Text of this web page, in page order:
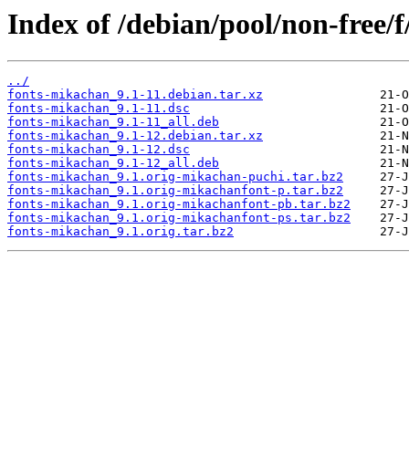
Index of /debian/pool/non-
../
fonts-mikachan_9.1-11.debian.tar.xz
fonts-mikachan_9.1-11.dsc
fonts-mikachan_9.1-11_all.deb
fonts-mikachan_9.1-12.debian.tar.xz
fonts-mikachan_9.1-12.dsc
fonts-mikachan_9.1-12_all.deb
fonts-mikachan_9.1.orig-mikachan-puchi.tar.bz2
fonts-mikachan_9.1.orig-mikachanfont-p.tar.bz2
fonts-mikachan_9.1.orig-mikachanfont-pb.tar.bz2
fonts-mikachan_9.1.orig-mikachanfont-ps.tar.bz2
fonts-mikachan_9.1.orig.tar.bz2